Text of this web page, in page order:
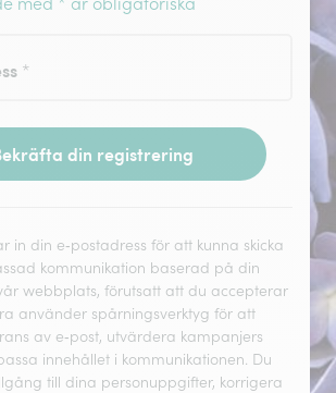
*
din registrering
in din e‑postadress för att kunna skicka
kommunikation baserad på din
webbplats, förutsatt att du accepterar
använder spårningsverktyg för att
av e‑post, utvärdera kampanjers
innehållet i kommunikationen. Du
till dina personuppgifter, korrigera